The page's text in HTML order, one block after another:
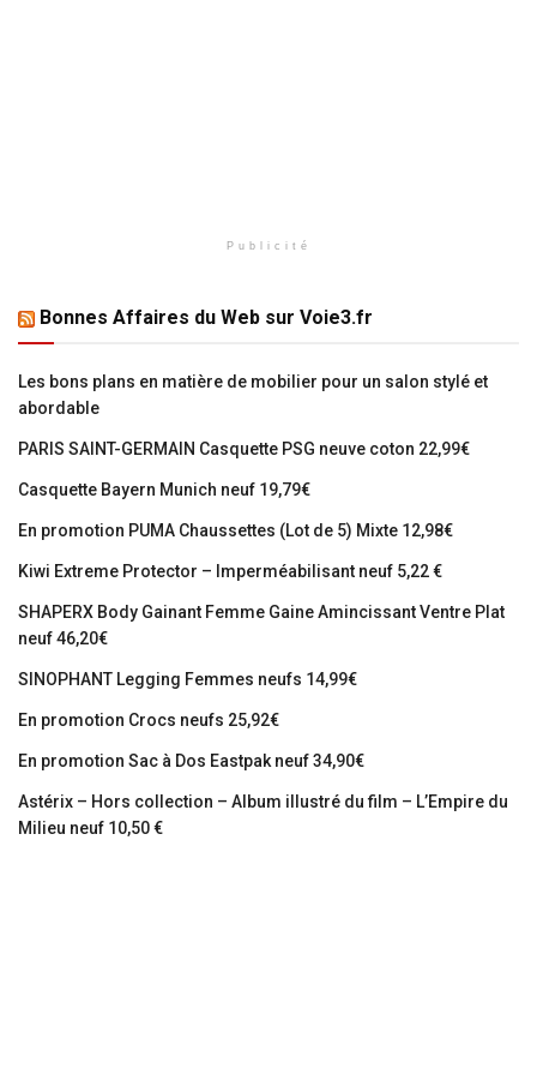
Publicité
Bonnes Affaires du Web sur Voie3.fr
Les bons plans en matière de mobilier pour un salon stylé et
abordable
PARIS SAINT-GERMAIN Casquette PSG neuve coton 22,99€
Casquette Bayern Munich neuf 19,79€
En promotion PUMA Chaussettes (Lot de 5) Mixte 12,98€
Kiwi Extreme Protector – Imperméabilisant neuf 5,22 €
SHAPERX Body Gainant Femme Gaine Amincissant Ventre Plat
neuf 46,20€
SINOPHANT Legging Femmes neufs 14,99€
En promotion Crocs neufs 25,92€
En promotion Sac à Dos Eastpak neuf 34,90€
Astérix – Hors collection – Album illustré du film – L’Empire du
Milieu neuf 10,50 €